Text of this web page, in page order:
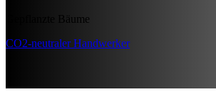
Gepflanzte Bäume
CO2-neutraler Handwerker